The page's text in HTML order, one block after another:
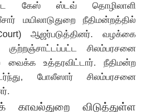
கேஸ் ஸ்டவ் தொழிலாளி
மயிலாடுதுறை நீதிமன்றத்தில்
ஆஜர்படுத்தினர். வழக்கை
குற்றஞ்சாட்டப்பட்ட சிலம்பரசனை
வைக்க உத்தரவிட்டார். நீதிமன்ற
போலீஸார் சிலம்பரசனை
காவல்துறை விடுத்துள்ள